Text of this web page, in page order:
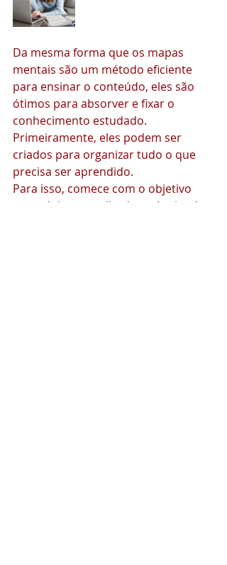
Da mesma forma que os mapas
mentais são um método eficiente
para ensinar o conteúdo, eles são
ótimos para absorver e fixar o
conhecimento estudado.
Primeiramente, eles podem ser
criados para organizar tudo o que
precisa ser aprendido.
Para isso, comece com o objetivo
central de aprendizado e vá criando